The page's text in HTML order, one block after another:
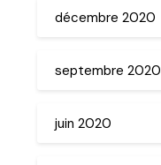
décembre 2020
septembre 2020
juin 2020